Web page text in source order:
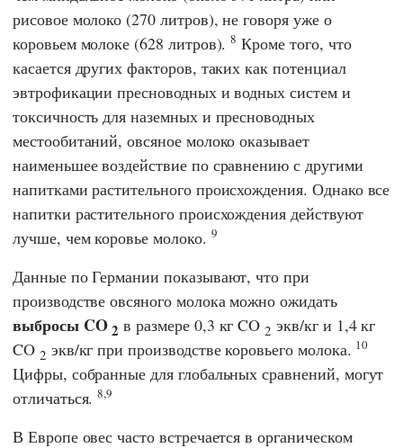
рисовое молоко (270 литров), не говоря уже о
коровьем молоке (628 литров).8 Кроме того, что
касается других факторов, таких как потенциал
эвтрофикации пресноводных и водных систем и
токсичность для наземных и пресноводных
местообитаний, овсяное молоко оказывает
наименьшее воздействие по сравнению с другими
напитками растительного происхождения. Однако все
напитки растительного происхождения действуют
лучше, чем коровье молоко. 9
Данные по Германии показывают, что при
производстве овсяного молока можно ожидать
выбросы CO2 в размере 0,3 кг CO2 экв/кг и 1,4 кг
CO 2 экв/кг при производстве коровьего молока. 10
Цифры, собранные для глобальных сравнений, могут
отличаться.8,9
В Европе овес часто встречается в органическом